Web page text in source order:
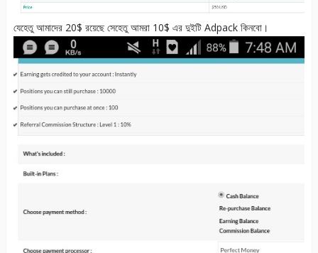
যেহেতু আমাদের 20$ রয়েছে সেহেতু আমরা 10$ এর দুইটি Adpack কিনবো।